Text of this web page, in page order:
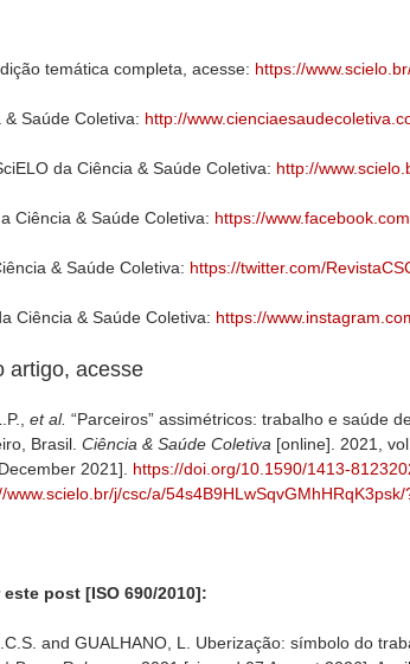
temática completa, acesse: https://
& Saúde Coletiva: http://
da Ciência & Saúde Coletiva: http://
Ciência & Saúde Coletiva: https://
& Saúde Coletiva: https://twitter.com/
Ciência & Saúde Coletiva: https://
artigo, acesse
et al. “Parceiros” assimétricos: trabalho e saúde
Brasil. Ciência & Saúde Coletiva [online]. 2021,
2021]. https://doi.org/10.1590/1413-
www.scielo.br/j/csc/a/
post [ISO 690/2010]:
and GUALHANO, L. Uberização: símbolo do